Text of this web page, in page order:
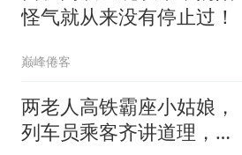
怪气就从来没有停止过！
巅峰倦客
两老人高铁霸座小姑娘，
列车员乘客齐讲道理，俩